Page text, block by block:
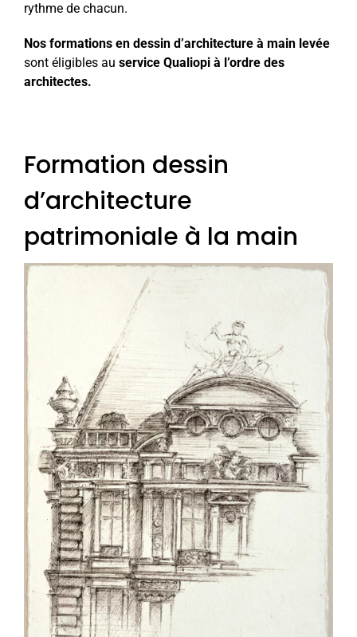
rythme de chacun.
Nos formations en dessin d’architecture à main levée
sont éligibles au service Qualiopi à l’ordre des
architectes.
Formation dessin
d’architecture
patrimoniale à la main